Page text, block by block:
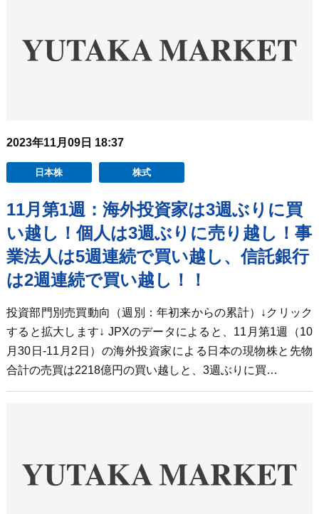
2023年11月09日 18:37
日本株 株式
11月第1週：海外投資家は3週ぶりに買
い越し！個人は3週ぶりに売り越し！事
業法人は5週連続で買い越し、信託銀行
は2週連続で買い越し！！
投資部門別売買動向（週別：年初来からの累計）↓クリック
すると拡大します↓ JPXのデータによると、11月第1週（10
月30日-11月2日）の海外投資家による日本の現物株と先物
合計の売買は2218億円の買い越しと、3週ぶりに買…